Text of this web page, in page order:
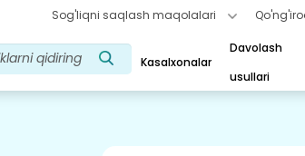
Sog'liqni saqlash maqolalari
Kasalxonalar
Davolash
usullari